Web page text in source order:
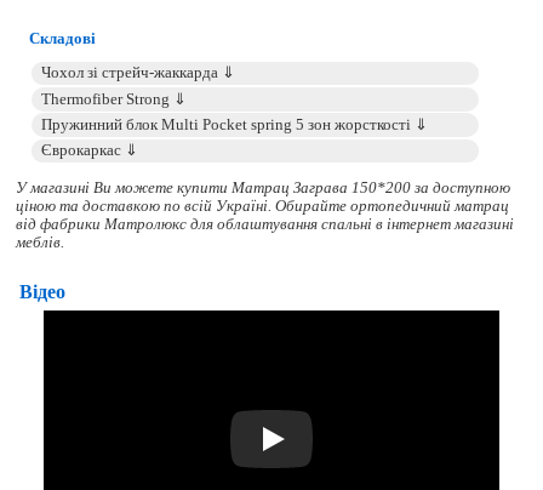
Складові
У магазині Ви можете купити Матрац Заграва 150*200 за доступною
ціною та доставкою по всій Україні. Обирайте ортопедичний матрац
від фабрики Матролюкс для облаштування спальні в інтернет магазині
меблів.
Відео
Play